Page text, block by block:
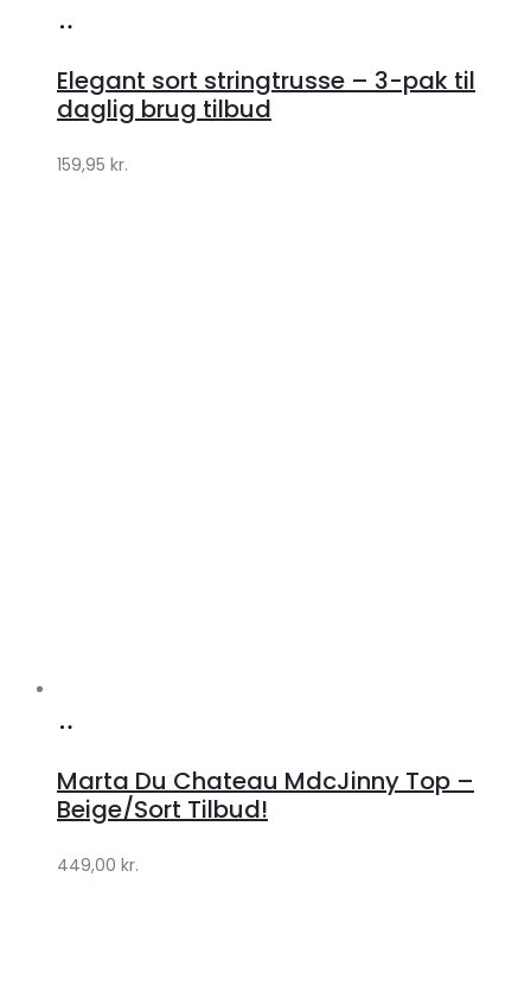
Klædeskabet.dk
Elegant sort stringtrusse – 3-pak til
daglig brug tilbud
159,95 kr.
Klædeskabet.dk
Marta Du Chateau MdcJinny Top –
Beige/Sort Tilbud!
449,00 kr.